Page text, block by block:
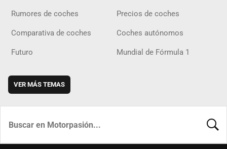
Rumores de coches Precios de coches
Comparativa de coches Coches autónomos
Futuro Mundial de Fórmula 1
VER MÁS TEMAS